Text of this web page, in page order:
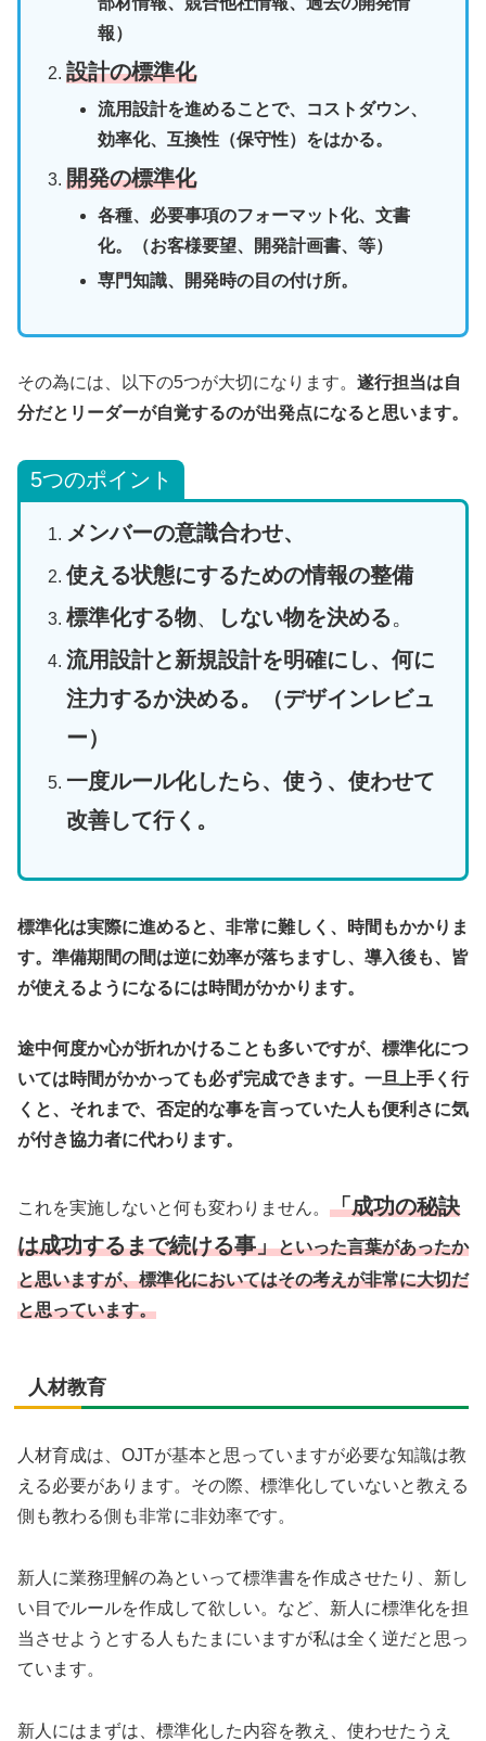
報）
設計の標準化
流用設計を進めることで、コストダウン、
効率化、互換性（保守性）をはかる。
開発の標準化
各種、必要事項のフォーマット化、文書
化。（お客様要望、開発計画書、等）
専門知識、開発時の目の付け所。
その為には、以下の5つが大切になります。 遂行担当は自
分だとリーダーが自覚するのが出発点になると思います。
5つのポイント
メンバーの意識合わせ、
使える状態にするための情報の整備
標準化する物、 しない物を決める。
流用設計と新規設計を明確にし、何に
注力するか決める。（デザインレビュ
ー）
一度ルール化したら、使う、使わせて
改善して行く。
標準化は実際に進めると、非常に難しく、時間もかかりま
す。準備期間の間は逆に効率が落ちますし、導入後も、皆
が使えるようになるには時間がかかります。
途中何度か心が折れかけることも多いですが、標準化につ
いては時間がかかっても必ず完成できます。一旦上手く行
くと、それまで、否定的な事を言っていた人も便利さに気
が付き協力者に代わります。
これを実施しないと何も変わりません。 「成功の秘訣
は成功するまで続ける事」といった言葉があったか
と思いますが、標準化においてはその考えが非常に大切だ
と思っています。
人材教育
人材育成は、OJTが基本と思っていますが必要な知識は教
える必要があります。その際、標準化していないと教える
側も教わる側も非常に非効率です。
新人に業務理解の為といって標準書を作成させたり、新し
い目でルールを作成して欲しい。など、新人に標準化を担
当させようとする人もたまにいますが私は全く逆だと思っ
ています。
新人にはまずは、標準化した内容を教え、使わせたうえ